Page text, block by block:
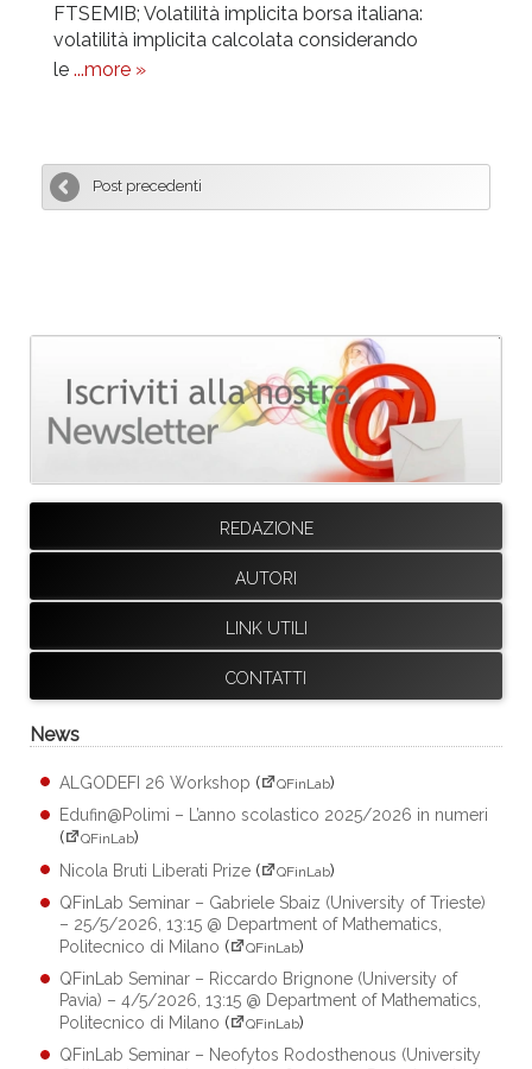
FTSEMIB; Volatilità implicita borsa italiana:
volatilità implicita calcolata considerando
le ...more »
Post precedenti
REDAZIONE
AUTORI
LINK UTILI
CONTATTI
News
ALGODEFI 26 Workshop ( QFinLab)
Edufin@Polimi – L’anno scolastico 2025/2026 in numeri
(
QFinLab)
Nicola Bruti Liberati Prize ( QFinLab)
QFinLab Seminar – Gabriele Sbaiz (University of Trieste)
– 25/5/2026, 13:15 @ Department of Mathematics,
Politecnico di Milano ( QFinLab)
QFinLab Seminar – Riccardo Brignone (University of
Pavia) – 4/5/2026, 13:15 @ Department of Mathematics,
Politecnico di Milano ( QFinLab)
QFinLab Seminar – Neofytos Rodosthenous (University